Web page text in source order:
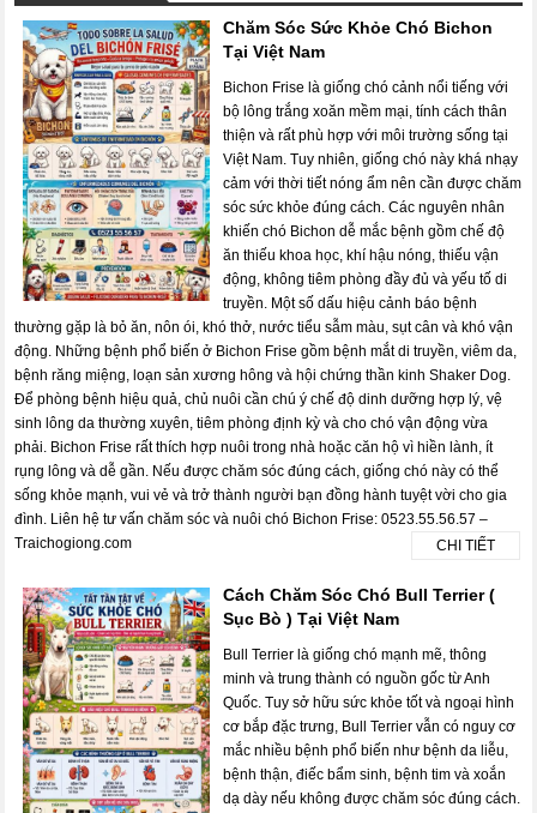
Chăm Sóc Sức Khỏe Chó Bichon
Tại Việt Nam
Bichon Frise là giống chó cảnh nổi tiếng với
bộ lông trắng xoăn mềm mại, tính cách thân
thiện và rất phù hợp với môi trường sống tại
Việt Nam. Tuy nhiên, giống chó này khá nhạy
cảm với thời tiết nóng ẩm nên cần được chăm
sóc sức khỏe đúng cách. Các nguyên nhân
khiến chó Bichon dễ mắc bệnh gồm chế độ
ăn thiếu khoa học, khí hậu nóng, thiếu vận
động, không tiêm phòng đầy đủ và yếu tố di
truyền. Một số dấu hiệu cảnh báo bệnh
thường gặp là bỏ ăn, nôn ói, khó thở, nước tiểu sẫm màu, sụt cân và khó vận
động. Những bệnh phổ biến ở Bichon Frise gồm bệnh mắt di truyền, viêm da,
bệnh răng miệng, loạn sản xương hông và hội chứng thần kinh Shaker Dog.
Để phòng bệnh hiệu quả, chủ nuôi cần chú ý chế độ dinh dưỡng hợp lý, vệ
sinh lông da thường xuyên, tiêm phòng định kỳ và cho chó vận động vừa
phải. Bichon Frise rất thích hợp nuôi trong nhà hoặc căn hộ vì hiền lành, ít
rụng lông và dễ gần. Nếu được chăm sóc đúng cách, giống chó này có thể
sống khỏe mạnh, vui vẻ và trở thành người bạn đồng hành tuyệt vời cho gia
đình. Liên hệ tư vấn chăm sóc và nuôi chó Bichon Frise: 0523.55.56.57 –
Traichogiong.com
CHI TIẾT
Cách Chăm Sóc Chó Bull Terrier (
Sục Bò ) Tại Việt Nam
Bull Terrier là giống chó mạnh mẽ, thông
minh và trung thành có nguồn gốc từ Anh
Quốc. Tuy sở hữu sức khỏe tốt và ngoại hình
cơ bắp đặc trưng, Bull Terrier vẫn có nguy cơ
mắc nhiều bệnh phổ biến như bệnh da liễu,
bệnh thận, điếc bẩm sinh, bệnh tim và xoắn
dạ dày nếu không được chăm sóc đúng cách.